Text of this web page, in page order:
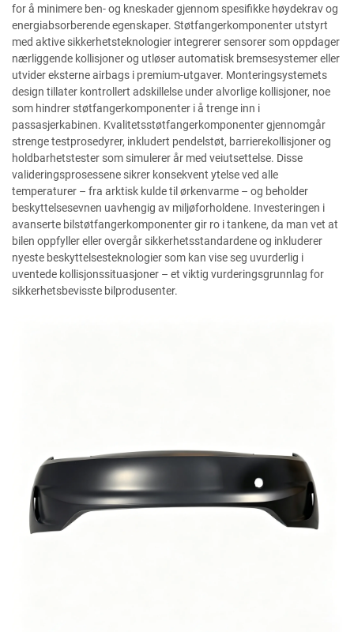
for å minimere ben- og kneskader gjennom spesifikke høydekrav og
energiabsorberende egenskaper. Støtfangerkomponenter utstyrt
med aktive sikkerhetsteknologier integrerer sensorer som oppdager
nærliggende kollisjoner og utløser automatisk bremsesystemer eller
utvider eksterne airbags i premium-utgaver. Monteringsystemets
design tillater kontrollert adskillelse under alvorlige kollisjoner, noe
som hindrer støtfangerkomponenter i å trenge inn i
passasjerkabinen. Kvalitetsstøtfangerkomponenter gjennomgår
strenge testprosedyrer, inkludert pendelstøt, barrierekollisjoner og
holdbarhetstester som simulerer år med veiutsettelse. Disse
valideringsprosessene sikrer konsekvent ytelse ved alle
temperaturer – fra arktisk kulde til ørkenvarme – og beholder
beskyttelsesevnen uavhengig av miljøforholdene. Investeringen i
avanserte bilstøtfangerkomponenter gir ro i tankene, da man vet at
bilen oppfyller eller overgår sikkerhetsstandardene og inkluderer
nyeste beskyttelsesteknologier som kan vise seg uvurderlig i
uventede kollisjonssituasjoner – et viktig vurderingsgrunnlag for
sikkerhetsbevisste bilprodusenter.